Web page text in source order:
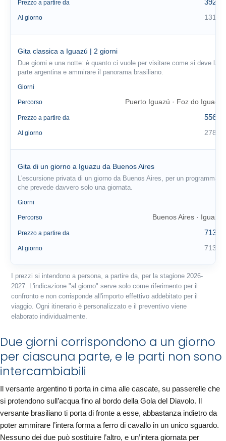
Prezzo a partire da 392 €
Al giorno 131 €
Gita classica a Iguazú | 2 giorni
Due giorni e una notte: è quanto ci vuole per visitare come si deve la
parte argentina e ammirare il panorama brasiliano.
Giorni
Percorso Puerto Iguazú · Foz do Iguaçu
Prezzo a partire da 556 €
Al giorno 278 €
Gita di un giorno a Iguazu da Buenos Aires
L'escursione privata di un giorno da Buenos Aires, per un programma
che prevede davvero solo una giornata.
Giorni
Percorso Buenos Aires · Iguazú
Prezzo a partire da 713 €
Al giorno 713 €
I prezzi si intendono a persona, a partire da, per la stagione 2026-
2027. L'indicazione "al giorno" serve solo come riferimento per il
confronto e non corrisponde all'importo effettivo addebitato per il
viaggio. Ogni itinerario è personalizzato e il preventivo viene
elaborato individualmente.
Due giorni corrispondono a un giorno
per ciascuna parte, e le parti non sono
intercambiabili
Il versante argentino ti porta in cima alle cascate, su passerelle che
si protendono sull’acqua fino al bordo della Gola del Diavolo. Il
versante brasiliano ti porta di fronte a esse, abbastanza indietro da
poter ammirare l’intera forma a ferro di cavallo in un unico sguardo.
Nessuno dei due può sostituire l’altro, e un’intera giornata per